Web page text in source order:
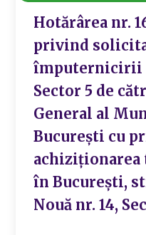
Hotărârea nr.
privind
împuternicirii
Sector 5 de
General al
București cu
în București,
Nouă nr. 14,